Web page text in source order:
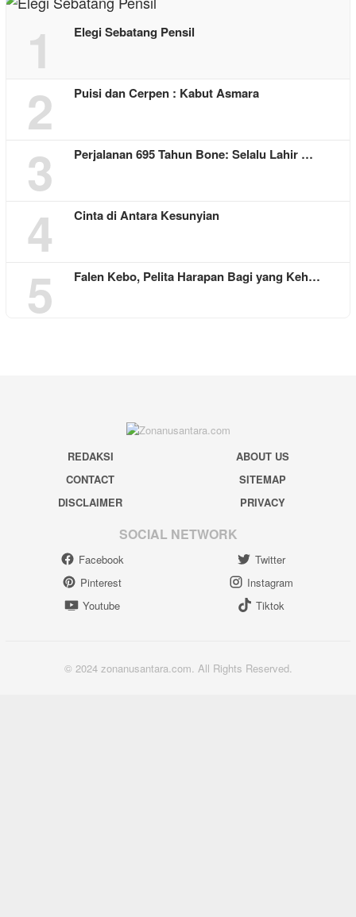
1 Elegi Sebatang Pensil
2 Puisi dan Cerpen : Kabut Asmara
3 Perjalanan 695 Tahun Bone: Selalu Lahir …
4 Cinta di Antara Kesunyian
5 Falen Kebo, Pelita Harapan Bagi yang Keh…
REDAKSI
ABOUT US
CONTACT
SITEMAP
DISCLAIMER
PRIVACY
SOCIAL NETWORK
Facebook
Twitter
Pinterest
Instagram
Youtube
Tiktok
© 2024 zonanusantara.com. All Rights Reserved.